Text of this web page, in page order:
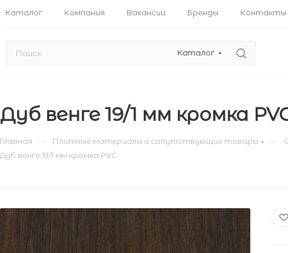
Каталог Компания Вакансии Бренды Контакты
Каталог
Дуб венге 19/1 мм кромка
Главная — Плитные материалы и сопутствующие товары —
Дуб венге 19/1 мм кромка PVC